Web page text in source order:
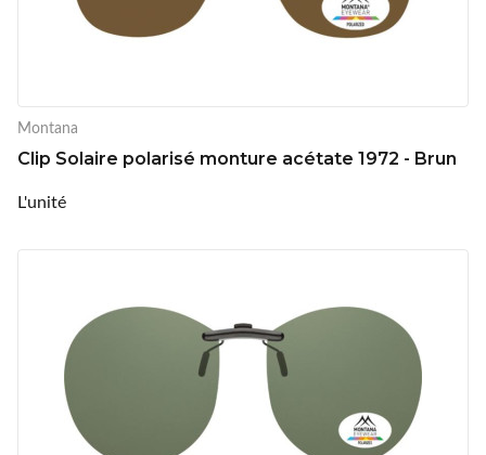
Montana
Clip Solaire polarisé monture acétate 1972 - Brun
L'unité